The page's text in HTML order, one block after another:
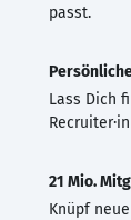
passt.
Lass Dich
21 Mio.
Knüpf